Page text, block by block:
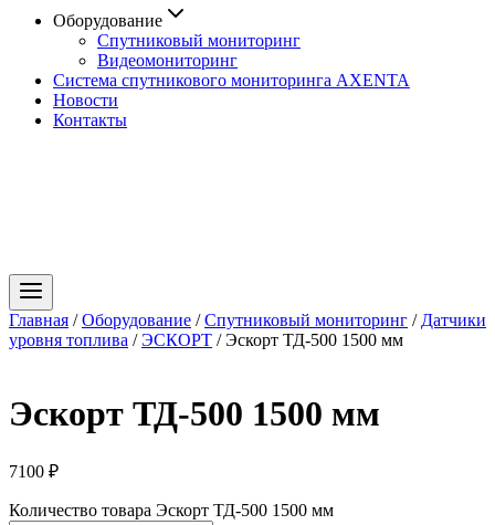
Оборудование
Спутниковый мониторинг
Видеомониторинг
Система спутникового мониторинга AXENTA
Новости
Контакты
Главная / Оборудование / Спутниковый мониторинг / Датчики
уровня топлива / ЭСКОРТ / Эскорт ТД-500 1500 мм
Эскорт ТД-500 1500 мм
7100 ₽
Количество товара Эскорт ТД-500 1500 мм